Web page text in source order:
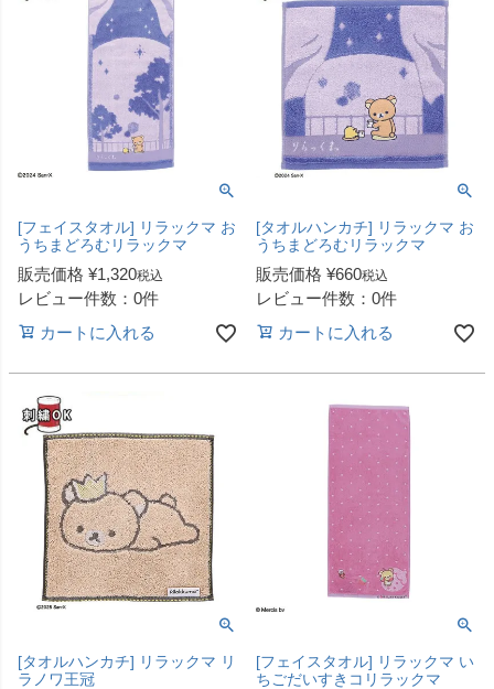
[フェイスタオル] リラックマ お
うちまどろむリラックマ
販売価格 ¥1,320税込
レビュー件数：0件
カートに入れる
[タオルハンカチ] リラックマ お
うちまどろむリラックマ
販売価格 ¥660税込
レビュー件数：0件
カートに入れる
[タオルハンカチ] リラックマ リ
ラノワ王冠
[フェイスタオル] リラックマ い
ちごだいすきコリラックマ